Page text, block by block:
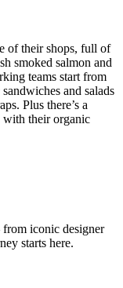
of their shops, full of
smoked salmon and
teams start from
and salads
Plus there’s a
with their organic
iconic designer
starts here.